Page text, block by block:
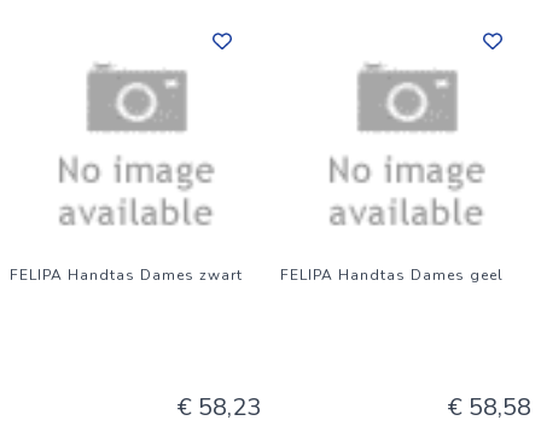
FELIPA Handtas Dames zwart
€ 58,23
FELIPA Handtas Dames geel
€ 58,58